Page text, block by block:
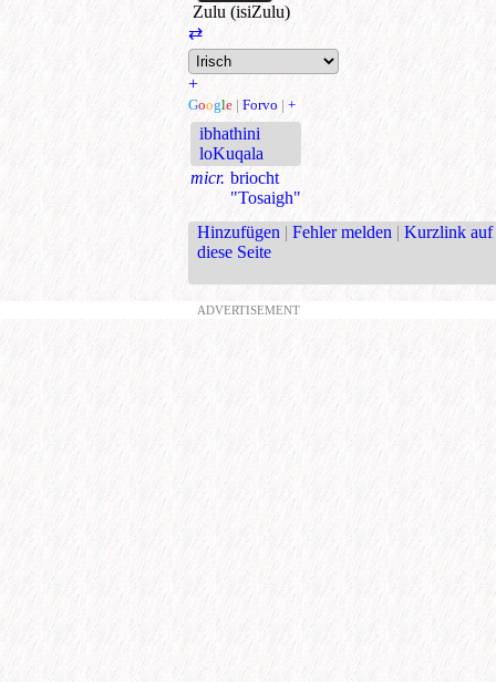
Zulu (isiZulu)
⇄
+
Google | Forvo | +
ibhathini
loKuqala
micr. briocht
"Tosaigh"
Hinzufügen | Fehler melden | Kurzlink auf
diese Seite
ADVERTISEMENT